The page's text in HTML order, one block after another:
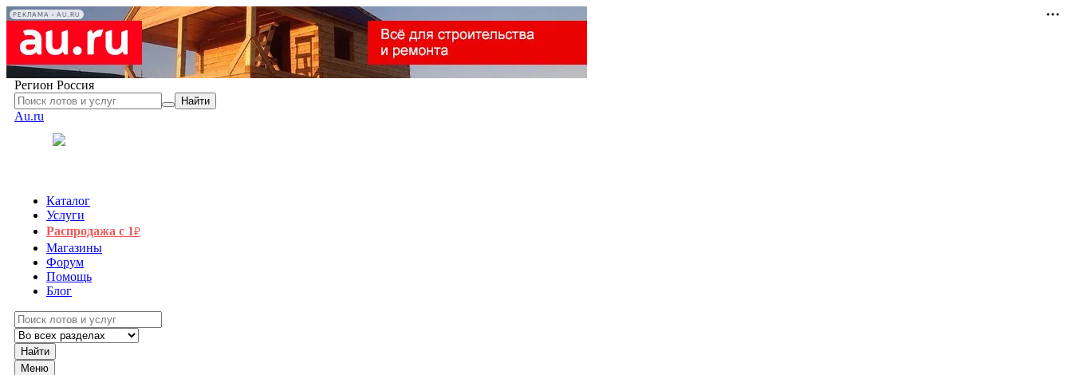
РЕКЛАМА • AU.RU
Регион Россия
Найти
Au.ru
Каталог
Услуги
Распродажа с 1₽
Магазины
Форум
Помощь
Блог
Найти
Меню